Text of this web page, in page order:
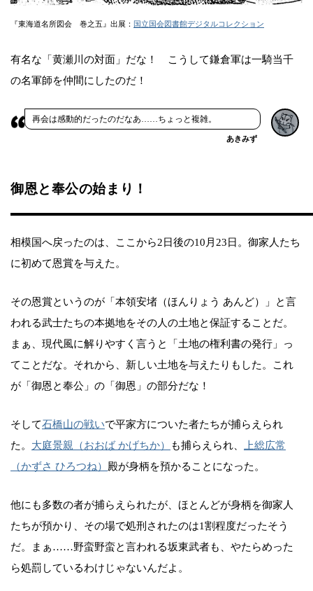
『東海道名所図会 巻之五』出展： 国立国会図書館デジタルコレクション
有名な「黄瀬川の対面」だな！ こうして鎌倉軍は一騎当千
の名軍師を仲間にしたのだ！
再会は感動的だったのだなあ……ちょっと複雑。
あきみず
御恩と奉公の始まり！
相模国へ戻ったのは、ここから2日後の10月23日。御家人たち
に初めて恩賞を与えた。
その恩賞というのが「本領安堵（ほんりょう あんど）」と言
われる武士たちの本拠地をその人の土地と保証することだ。
まぁ、現代風に解りやすく言うと「土地の権利書の発行」っ
てことだな。それから、新しい土地を与えたりもした。これ
が「御恩と奉公」の「御恩」の部分だな！
そして石橋山の戦いで平家方についた者たちが捕らえられ
た。 大庭景親（おおば かげちか） も捕らえられ、
上総広常
（かずさ ひろつね） 殿が身柄を預かることになった。
他にも多数の者が捕らえられたが、ほとんどが身柄を御家人
たちが預かり、その場で処刑されたのは1割程度だったそう
だ。まぁ……野蛮野蛮と言われる坂東武者も、やたらめった
ら処罰しているわけじゃないんだよ。